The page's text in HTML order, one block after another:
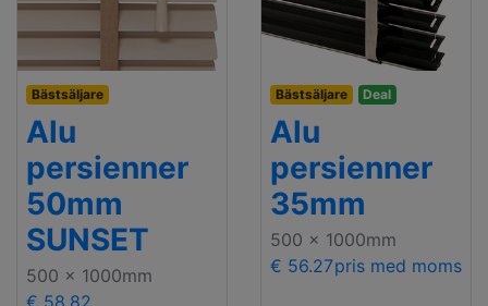
Bästsäljare
Alu
persienner
50mm
SUNSET
500 x 1000mm
Bästsäljare Deal
Alu
persienner
35mm
500 x 1000mm
€ 56.27pris med moms